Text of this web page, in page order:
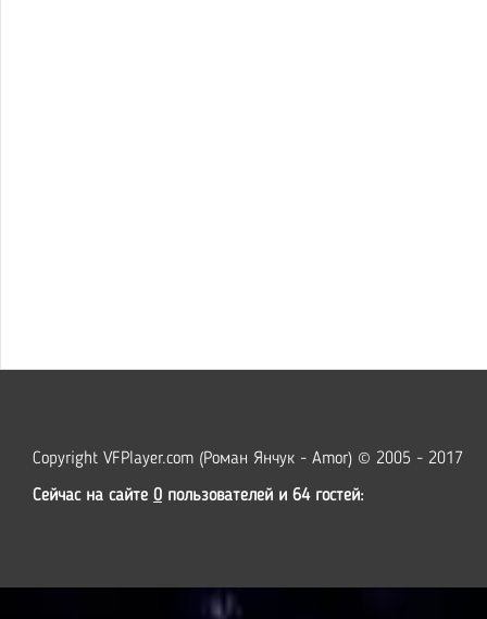
Copyright VFPlayer.com (Роман Янчук - Amor) © 2005 - 2017
Сейчас на сайте 0 пользователей и 64 гостей: